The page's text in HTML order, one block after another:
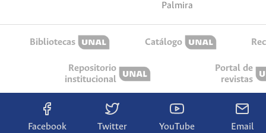
Palmira
Bibliotecas Catálogo
Repositorio
institucional
Portal de
revistas
Facebook Twitter YouTube Email